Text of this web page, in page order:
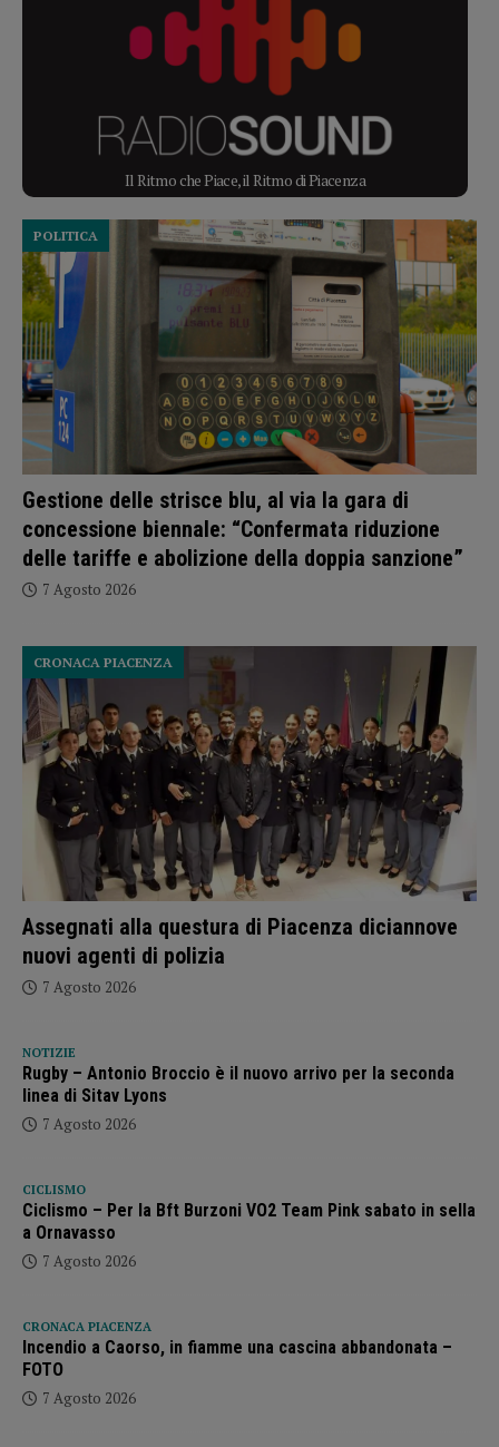
Il Ritmo che Piace, il Ritmo di Piacenza
Gestione delle strisce blu, al via la gara di
concessione biennale: “Confermata riduzione
delle tariffe e abolizione della doppia sanzione”
POLITICA
7 Agosto 2026
Assegnati alla questura di Piacenza diciannove
nuovi agenti di polizia
CRONACA PIACENZA
7 Agosto 2026
NOTIZIE
Rugby – Antonio Broccio è il nuovo arrivo per la seconda
linea di Sitav Lyons
7 Agosto 2026
CICLISMO
Ciclismo – Per la Bft Burzoni VO2 Team Pink sabato in sella
a Ornavasso
7 Agosto 2026
CRONACA PIACENZA
Incendio a Caorso, in fiamme una cascina abbandonata –
FOTO
7 Agosto 2026